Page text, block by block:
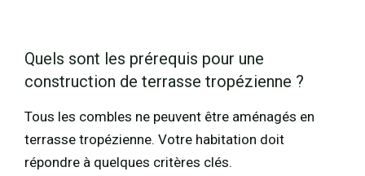
Quels sont les prérequis pour une
construction de terrasse tropézienne ?
Tous les combles ne peuvent être aménagés en
terrasse tropézienne. Votre habitation doit
répondre à quelques critères clés.